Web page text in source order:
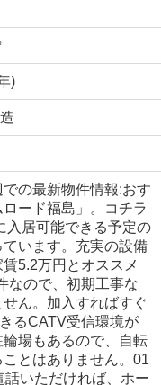
)
の最新物件情報:おす
ード福島」。コチラ
入居可能できる予定の
います。充実の設備
5.2万円とオススメ
なので、初期工事な
ん。加入すればすぐ
るCATV受信環境が
場もあるので、自転
とはありません。01
話いただければ、ホー